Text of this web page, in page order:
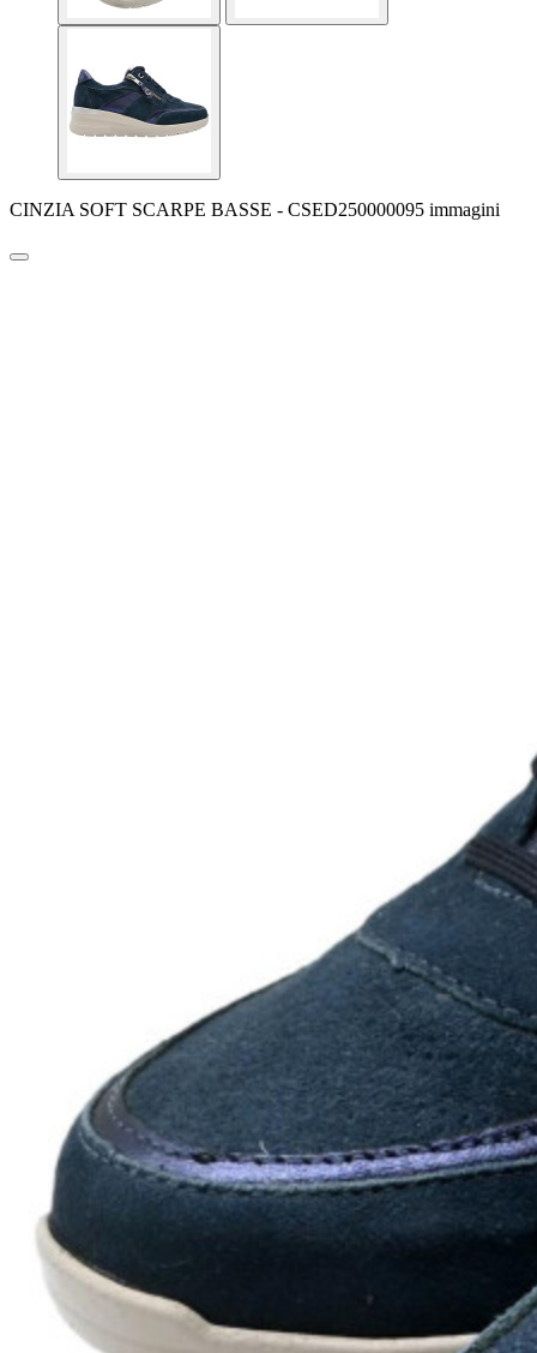
CINZIA SOFT SCARPE BASSE - CSED250000095 immagini